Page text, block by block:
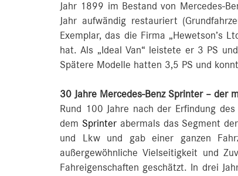
Jahr 1899 im Bestand von Mercedes-
Jahr aufwändig restauriert
Exemplar, das die Firma „Hewetson’s
hat. Als „Ideal Van“ leistete er 3 PS
Spätere Modelle hatten 3,5 PS und
30 Jahre Mercedes-Benz Sprinter – der
Rund 100 Jahre nach der Erfindung
dem Sprinterabermals das Segment
und Lkw und gab einer ganzen
außergewöhnliche Vielseitigkeit und
Fahreigenschaften geschätzt. In drei